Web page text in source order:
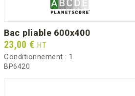
bac pliable 600x400
Prix
23,00 € HT
Conditionnement : 1
BP6420